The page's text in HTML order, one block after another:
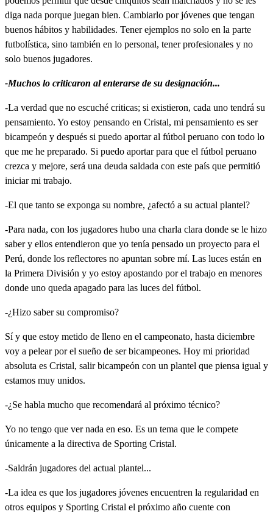
diga nada porque juegan bien. Cambiarlo por jóvenes que tengan
buenos hábitos y habilidades. Tener ejemplos no solo en la parte
futbolística, sino también en lo personal, tener profesionales y no
solo buenos jugadores.
-Muchos lo criticaron al enterarse de su designación...
-La verdad que no escuché criticas; si existieron, cada uno tendrá su
pensamiento. Yo estoy pensando en Cristal, mi pensamiento es ser
bicampeón y después si puedo aportar al fútbol peruano con todo lo
que me he preparado. Si puedo aportar para que el fútbol peruano
crezca y mejore, será una deuda saldada con este país que permitió
iniciar mi trabajo.
-El que tanto se exponga su nombre, ¿afectó a su actual plantel?
-Para nada, con los jugadores hubo una charla clara donde se le hizo
saber y ellos entendieron que yo tenía pensado un proyecto para el
Perú, donde los reflectores no apuntan sobre mí. Las luces están en
la Primera División y yo estoy apostando por el trabajo en menores
donde uno queda apagado para las luces del fútbol.
-¿Hizo saber su compromiso?
Sí y que estoy metido de lleno en el campeonato, hasta diciembre
voy a pelear por el sueño de ser bicampeones. Hoy mi prioridad
absoluta es Cristal, salir bicampeón con un plantel que piensa igual y
estamos muy unidos.
-¿Se habla mucho que recomendará al próximo técnico?
Yo no tengo que ver nada en eso. Es un tema que le compete
únicamente a la directiva de Sporting Cristal.
-Saldrán jugadores del actual plantel...
-La idea es que los jugadores jóvenes encuentren la regularidad en
otros equipos y Sporting Cristal el próximo año cuente con